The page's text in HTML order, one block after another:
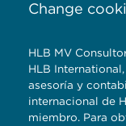
Change
HLB MV
HLB
asesoría y
internacional de
miembro. Para